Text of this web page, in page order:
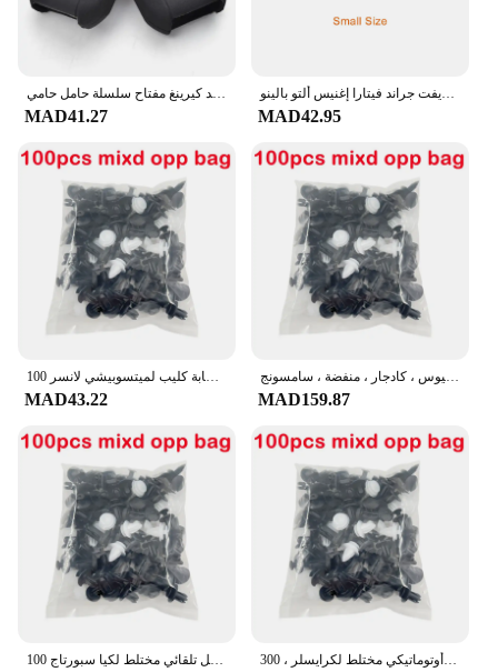
غطاء مفتاح من السيليكون لسوزوكي سويفت 2017 2018 بدون مفتاح فوب شل الجلد كيرينغ مفتاح سلسلة حامل حامي
MAD41.27
غطاء شمسي للزجاج الأمامي للسيارة سوزوكي جيمي سويفت جراند فيتارا إغنيس ألتو بالينو SX4 الساموراي S-Cross Celerio اكسسوارات السيارات
MAD42.95
100 قطعة مختلطة السيارات السحابة كليب لميتسوبيشي لانسر EX 10 لانسر X أوتلاندر ASX كولت باجيرو سبورت
MAD43.22
مشبك تثبيت أوتوماتيكي مختلط لرينو ، كوليوس ، كادجار ، منفضة ، سامسونج ، QM6 ، QM3 ،
MAD159.87
100 قطعة مشبك قفل تلقائي مختلط لكيا سبورتاج R ستنغر Ceed CD سورينتو سيراتو فورت 2017 2018 2019 مشبك تثبيت أوتوماتيكي مختلط لكرايسلر ، 300C Voyager ، PT Cruiser ، Grand Voyager ، seifica ، Pacifica البلد ، اجلب